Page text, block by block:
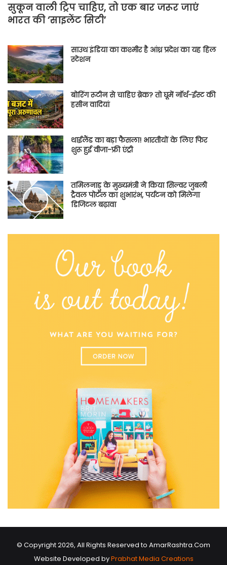
सुकून वाली ट्रिप चाहिए, तो एक बार जरूर जाएं
भारत की ‘साइलेंट सिटी’
साउथ इंडिया का कश्मीर है आंध्र प्रदेश का यह हिल
स्टेशन
बोरिंग रूटीन से चाहिए ब्रेक? तो घूमें नॉर्थ-ईस्ट की
हसीन वादियां
थाईलैंड का बड़ा फैसला! भारतीयों के लिए फिर
शुरू हुई वीजा-फ्री एंट्री
तमिलनाडु के मुख्यमंत्री ने किया सिल्वर जुबली
ट्रैवल पोर्टल का शुभारंभ, पर्यटन को मिलेगा
डिजिटल बढ़ावा
© Copyright 2026, All Rights Reserved to AmarRashtra.Com
Website Developed byPrabhat Media Creations